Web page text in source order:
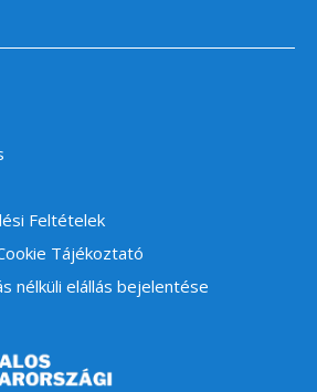
Feltételek
Tájékoztató
nélküli elállás bejelentése